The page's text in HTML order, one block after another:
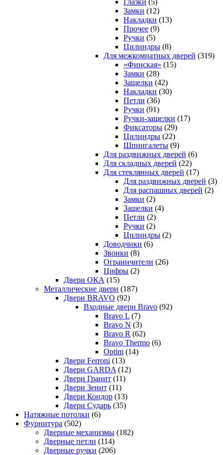
Замки (12)
Накладки (13)
Прочее (9)
Ручки (5)
Цилиндры (8)
Для межкомнатных дверей (319)
«Финская» (15)
Замки (28)
Защелки (42)
Накладки (30)
Петли (36)
Ручки (91)
Ручки-защелки (17)
Фиксаторы (29)
Цилиндры (22)
Шпингалеты (9)
Для раздвижных дверей (6)
Для складных дверей (22)
Для стеклянных дверей (17)
Для раздвижных дверей (3)
Для распашных дверей (2)
Замки (2)
Защелки (4)
Петли (2)
Ручки (2)
Цилиндры (2)
Доводчики (6)
Звонки (8)
Ограничители (26)
Цифры (2)
Двери ОКА (15)
Металлические двери (187)
Двери BRAVO (92)
Входные двери Bravo (92)
Bravo L (7)
Bravo N (3)
Bravo R (62)
Bravo Thermo (6)
Optim (14)
Двери Ferroni (13)
Двери GARDA (12)
Двери Гранит (11)
Двери Зенит (11)
Двери Кондор (13)
Двери Сударь (35)
Натяжные потолки (6)
Фурнитура (502)
Дверные механизмы (182)
Дверные петли (114)
Дверные ручки (206)